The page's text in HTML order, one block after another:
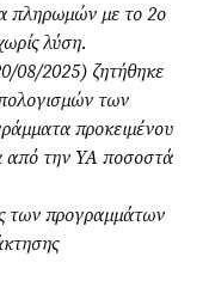
πληρωμών με το 2ο
λύση.
08/2025) ζητήθηκε
των
προκειμένου
από την ΥΑ ποσοστά
των προγραμμάτων